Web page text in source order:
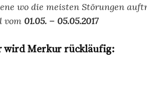
wo die meisten Störungen
vom 01.05. – 05.05.2017
wird Merkur rückläufig: